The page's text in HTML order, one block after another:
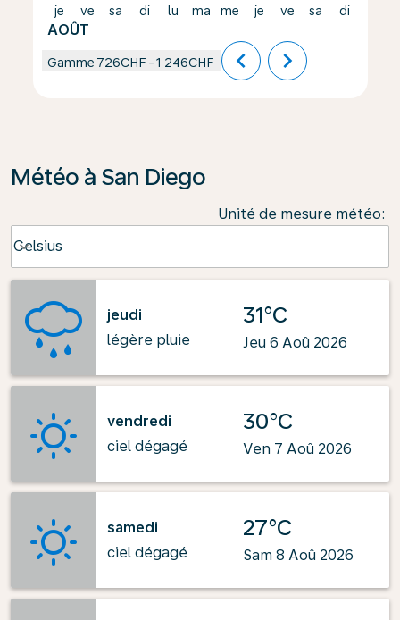
je
AOÛT
ve sa di lu ma me je ve sa di
Gamme 726CHF -1 246CHF chevron_left chevron_right
Météo à San Diego
Unité de mesure météo:
Celsius
keyboard_arrow_down
jeudi
légère pluie
31°C
Jeu 6 Aoû 2026
vendredi
ciel dégagé
30°C
Ven 7 Aoû 2026
samedi
ciel dégagé
27°C
Sam 8 Aoû 2026